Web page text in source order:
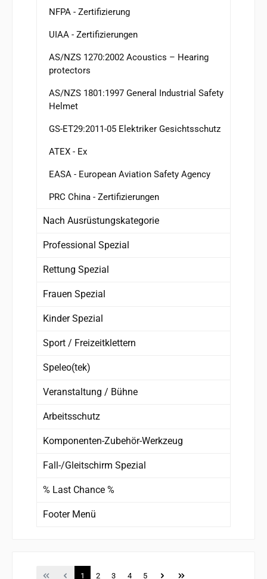
NFPA - Zertifizierung
UIAA - Zertifizierungen
AS/NZS 1270:2002 Acoustics – Hearing
protectors
AS/NZS 1801:1997 General Industrial Safety
Helmet
GS-ET29:2011-05 Elektriker Gesichtsschutz
ATEX - Ex
EASA - European Aviation Safety Agency
PRC China - Zertifizierungen
Nach Ausrüstungskategorie
Professional Spezial
Rettung Spezial
Frauen Spezial
Kinder Spezial
Sport / Freizeitklettern
Speleo(tek)
Veranstaltung / Bühne
Arbeitsschutz
Komponenten-Zubehör-Werkzeug
Fall-/Gleitschirm Spezial
% Last Chance %
Footer Menü
Seite
1 Seite
2 Seite
3 Seite
4 Seite
5